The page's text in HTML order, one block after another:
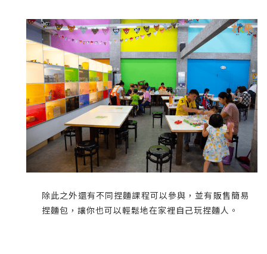
除此之外還有不同捏麵課程可以參與，並有販售簡易
捏麵包，讓你也可以輕鬆地在家裡自己玩捏麵人。